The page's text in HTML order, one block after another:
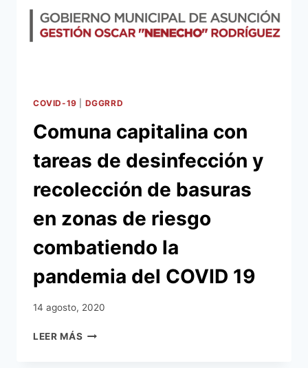
DEL
AÑO
A
DE
COVID-19 DGGRRD
Comuna capitalina con
tareas de desinfección y
recolección de basuras
en zonas de riesgo
combatiendo la
pandemia del COVID 19
14 agosto, 2020
LEER MÁS COMUNA